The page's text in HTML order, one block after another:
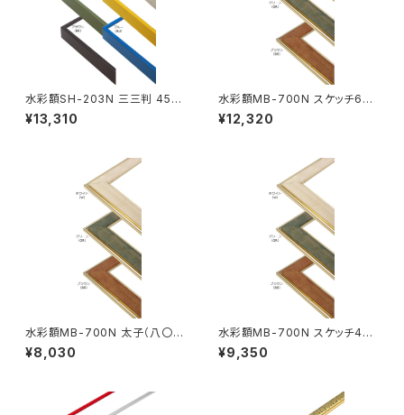
水彩額SH-203N 三三判 454
×605ミリ
¥13,310
水彩額MB-700N スケッチ6F
458×550ミリ
¥12,320
水彩額MB-700N 太子（八〇）
判 287×378ミリ
¥8,030
水彩額MB-700N スケッチ4F
352×443ミリ
¥9,350